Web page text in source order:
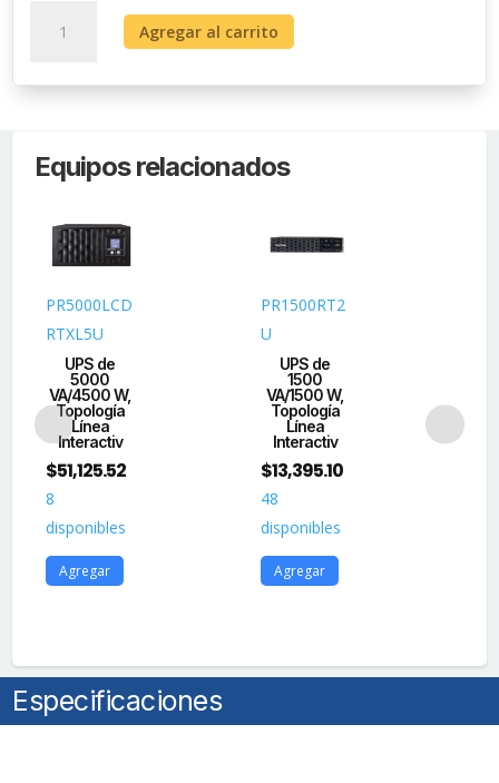
VA/2700
Doble
Vca
NEMA
30P,
Onda
Senoidal
Pura,
Torre
Rack
de
UR,
NEMA
5-
20R
Agregar al carrito
Equipos relacionados
PR5000LCD
RTXL5U
UPS de
5000
VA/4500 W,
Topología
Línea
Interactiv
$51,125.52
8
disponibles
Agregar
PR1500RT2
U
UPS de
1500
VA/1500 W,
Topología
Línea
Interactiv
$13,395.10
48
disponibles
Agregar
Especificaciones